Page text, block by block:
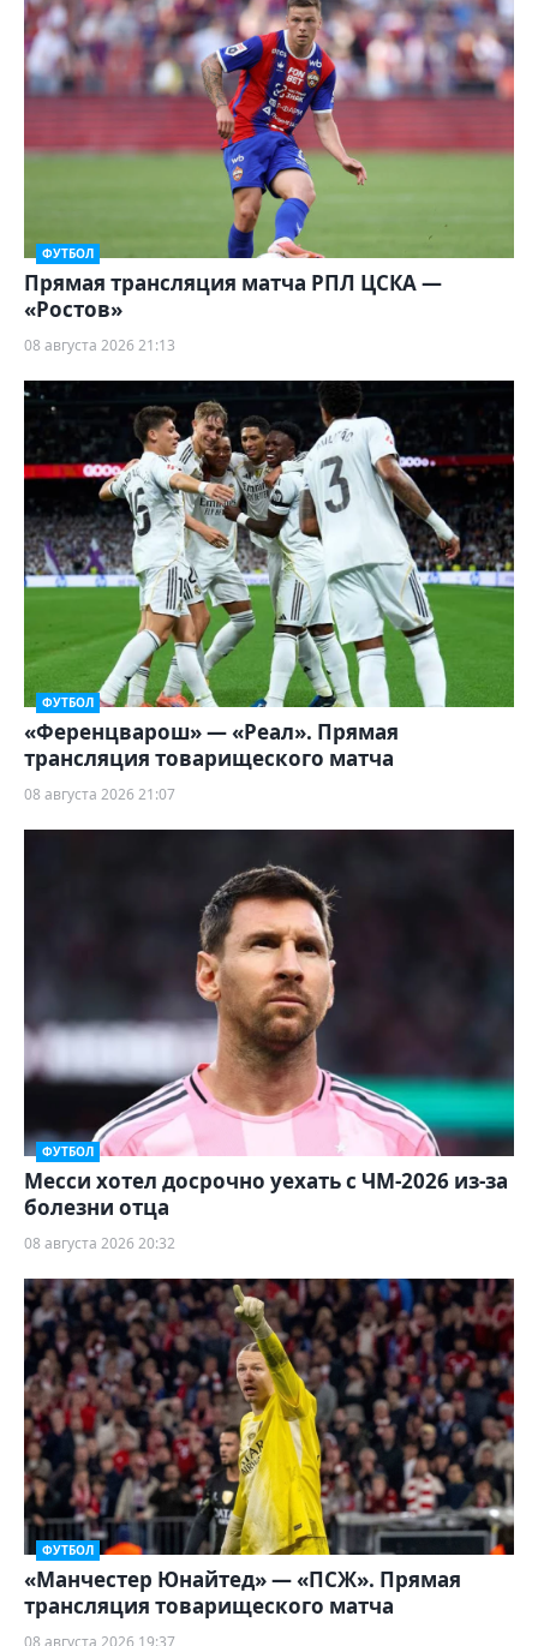
ФУТБОЛ
Прямая трансляция матча РПЛ ЦСКА —
«Ростов»
08 августа 2026 21:13
ФУТБОЛ
«Ференцварош» — «Реал». Прямая
трансляция товарищеского матча
08 августа 2026 21:07
ФУТБОЛ
Месси хотел досрочно уехать с ЧМ-2026 из-за
болезни отца
08 августа 2026 20:32
ФУТБОЛ
«Манчестер Юнайтед» — «ПСЖ». Прямая
трансляция товарищеского матча
08 августа 2026 19:37